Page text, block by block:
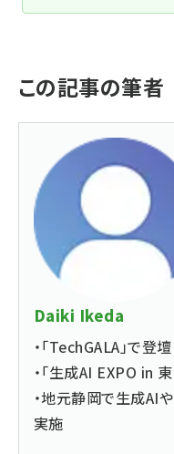
この記事の筆者
Daiki Ikeda
・「TechGALA」で登壇
・「生成AI EXPO in
・地元静岡で生成AI
実施